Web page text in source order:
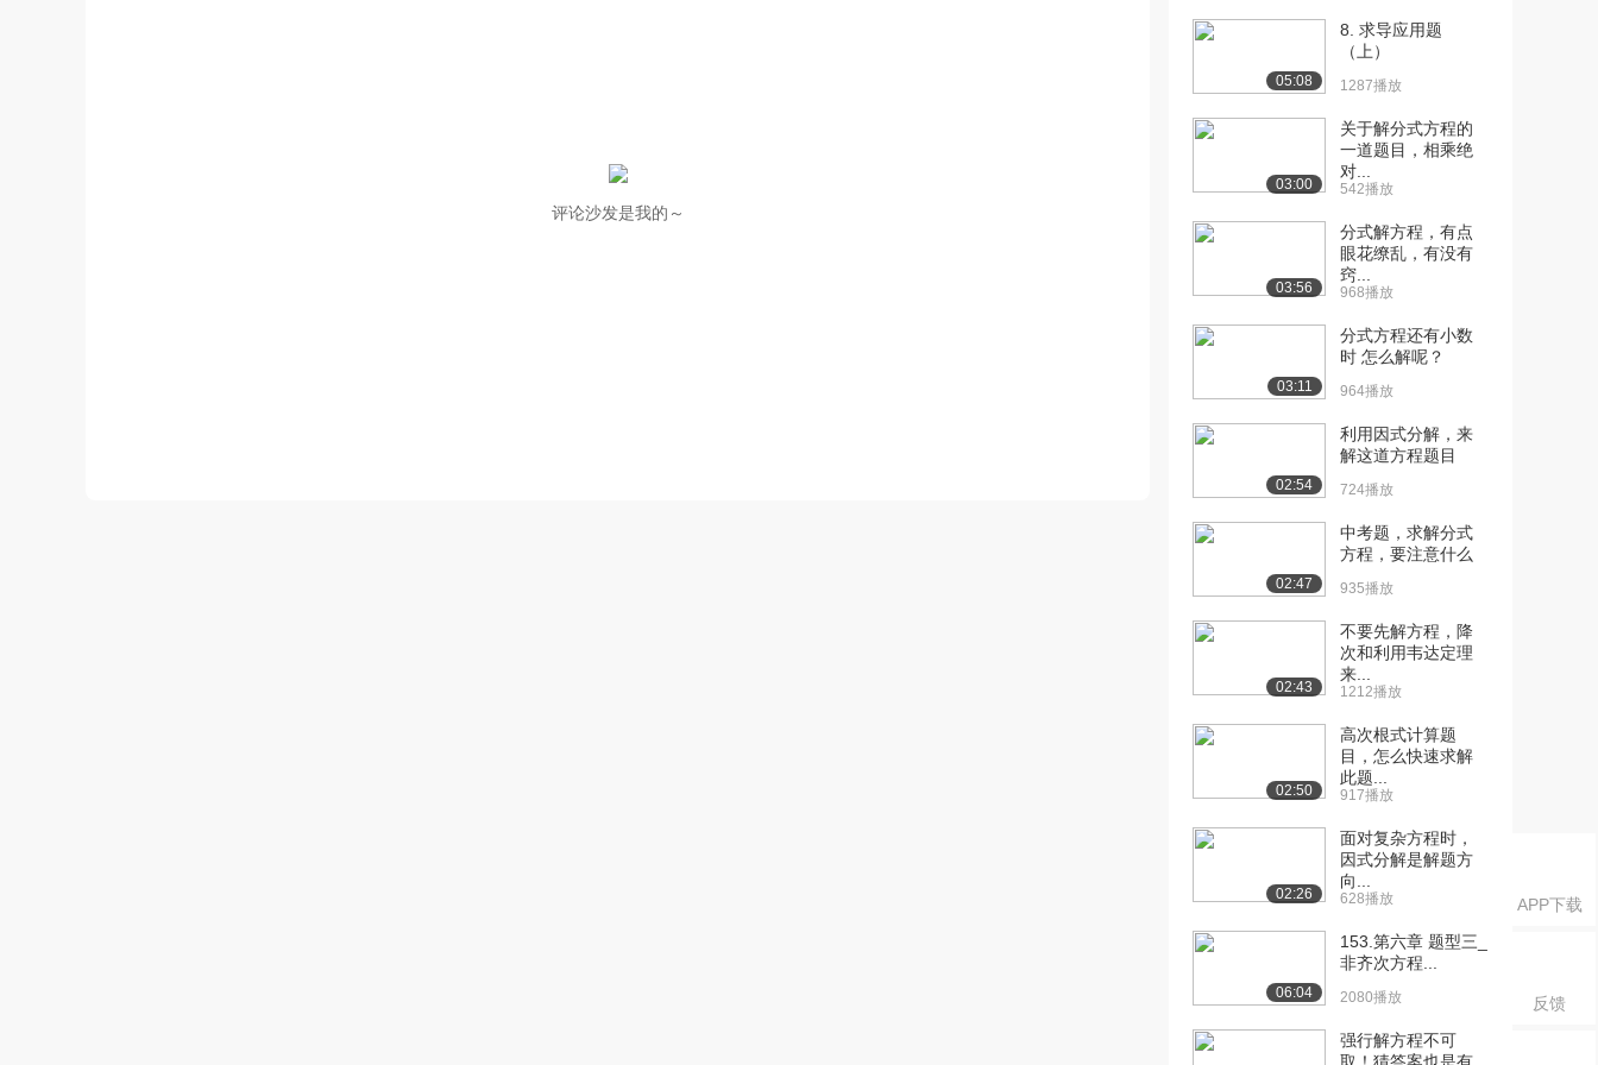
APP下载
反馈
评论沙发是我的～
1.4万播放
[14] SAT测试1第3部分14
[15] SAT测试1第3部分15 09:40
[16] SAT测试1第3部分16
1.3万播放
[17] SAT测试1第3部分17
[18] SAT测试1第3部分18
[19] SAT测试1第3部分19
1.1万播放
05:43
[20] SAT测试1第3部分20
[21] SAT测试1第3部分21 10:01
[22] SAT测试1第3部分22 09:25
[23] SAT测试1第3部分23
8262播放
[24] SAT测试1第3部分24 08:49
[25] SAT测试1第3部分25 02:07
[26] SAT测试2第6部分1
1.0万播放
[27] SAT测试2第6部分2
[28] SAT测试2第6部分3 09:18
05:08
8. 求导应用题
（上）
1287播放
03:00
关于解分式方程的
一道题目，相乘绝
对...
542播放
03:56
分式解方程，有点
眼花缭乱，有没有
窍...
968播放
03:11
分式方程还有小数
时 怎么解呢？
964播放
02:54
利用因式分解，来
解这道方程题目
724播放
02:47
中考题，求解分式
方程，要注意什么
935播放
02:43
不要先解方程，降
次和利用韦达定理
来...
1212播放
02:50
高次根式计算题
目，怎么快速求解
此题...
917播放
02:26
面对复杂方程时，
因式分解是解题方
向...
628播放
06:04
153.第六章 题型三_
非齐次方程...
2080播放
强行解方程不可